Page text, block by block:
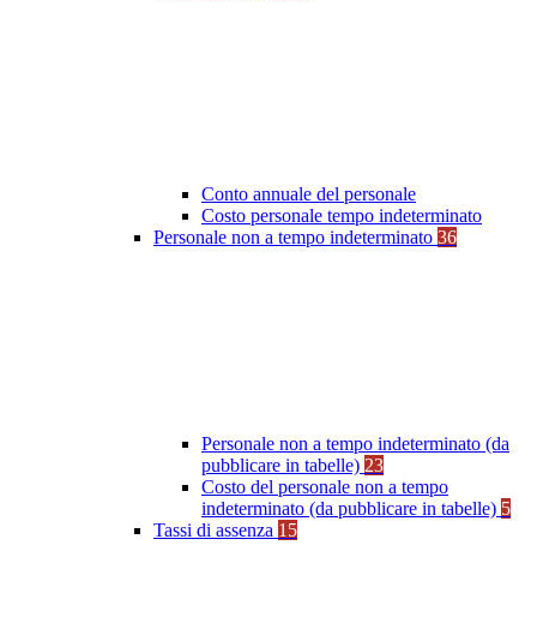
Conto annuale del personale
Costo personale tempo indeterminato
Personale non a tempo indeterminato 36
Personale non a tempo indeterminato (da
pubblicare in tabelle) 23
Costo del personale non a tempo
indeterminato (da pubblicare in tabelle) 5
Tassi di assenza 15